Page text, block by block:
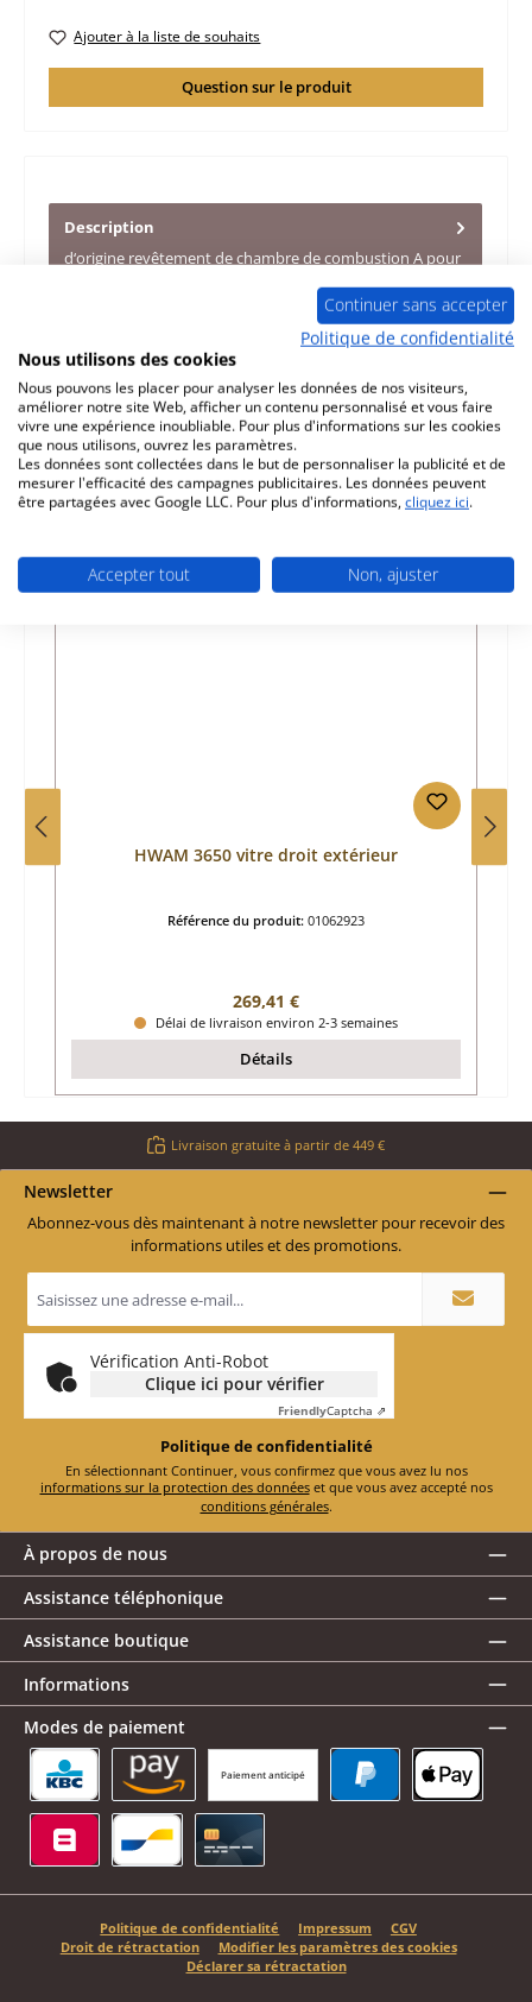
Ajouter à la liste de souhaits
Question sur le produit
Description
d‘origine revêtement de chambre de combustion A pour
Caractéristiques
Informations sur la sécurité du produit
Ignorer la galerie de produits
Prod. similaires
HWAM 3650 vitre droit extérieur
Référence du produit: 01062923
Prix régulier :
269,41 €
Délai de livraison environ 2-3 semaines
Détails
Livraison gratuite à partir de 449 €
Newsletter
Abonnez-vous dès maintenant à notre newsletter pour recevoir des
informations utiles et des promotions.
e-
mail
*
Vérification Anti-Robot
Clique ici pour vérifier
FriendlyCaptcha ⇗
Politique de confidentialité
En sélectionnant Continuer, vous confirmez que vous avez lu nos
informations sur la protection des données
et que vous avez accepté nos
conditions générales.
À propos de nous
Assistance téléphonique
Assistance boutique
Informations
Modes de paiement
Paiement anticipé
KBC/CBC Payment Button
Amazon Pay
Politique de confidentialité Impressum
CGV
Droit de rétractation
Modifier les paramètres des cookies
Déclarer sa rétractation
Continuer sans accepter
Politique de confidentialité
Nous utilisons des cookies
Nous pouvons les placer pour analyser les données de nos visiteurs,
améliorer notre site Web, afficher un contenu personnalisé et vous faire
vivre une expérience inoubliable. Pour plus d'informations sur les cookies
que nous utilisons, ouvrez les paramètres.
Les données sont collectées dans le but de personnaliser la publicité et de
mesurer l'efficacité des campagnes publicitaires. Les données peuvent
être partagées avec Google LLC. Pour plus d'informations, cliquez ici.
Accepter tout Non, ajuster